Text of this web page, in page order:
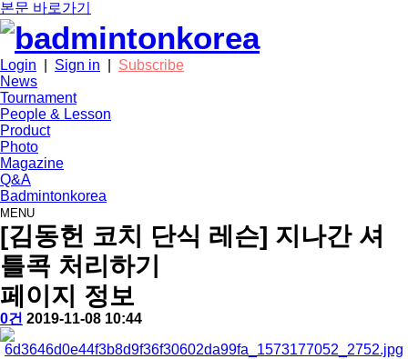
본문 바로가기
Login Sign in
Subscribe
News
Tournament
People & Lesson
Product
Photo
Magazine
Q&A
Badmintonkorea
MENU
people
[김동헌 코치 단식 레슨] 지나간 셔
틀콕 처리하기
페이지 정보
작
성
자
배
드
민
댓
글
0건 작
일
2019-11-08 10:44
본